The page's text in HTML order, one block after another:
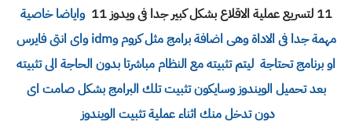
11 لتسريع عملية الاقلاع بشكل كبير جدا فى ويدوز 11
واياضا خاصية
مهمة جدا فى الاداة وهى اضافة برامج مثل كروم وidm واى انتى فايرس
او برنامج تحتاجة ليتم تثبيته مع النظام مباشرتا بدون الحاجة الى تثبيته
بعد تحميل الويندوز وسايكون تثبيت تلك البرامج بشكل صامت اى
دون تدخل منك اثناء عملية تثبيت الويندوز